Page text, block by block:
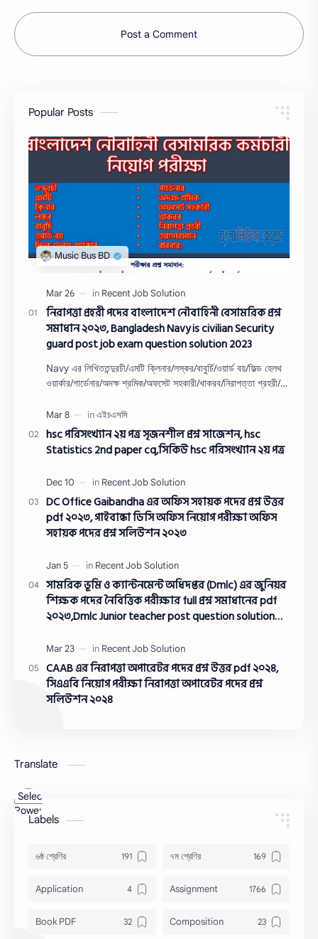
Post a Comment
Popular Posts
নিরাপত্তা প্রহরী পদের বাংলাদেশ নৌবাহিনী বেসামরিক প্রশ্ন
সমাধান ২০২৩, Bangladesh Navy is civilian Security
guard post job exam question solution 2023
Navy এর লিখিততন্দুরচী/এমটি ক্লিনার/লস্কর/বাবুর্চি/ওয়ার্ড বয়/ফিল্ড হেলথ
ওয়ার্কার/গার্ডেনার/অদক্ষ শ্রমিক/অফসেট সহকারী/খাকরব/নিরাপত্তা প্রহরী/
hsc পরিসংখ্যান ২য় পত্র সৃজনশীল প্রশ্ন সাজেশন, hsc
Statistics 2nd paper cq,সিকিউ hsc পরিসংখ্যান ২য় পত্র
DC Office Gaibandha এর অফিস সহায়ক পদের প্রশ্ন উত্তর
pdf ২০২৩, গাইবান্ধা ডিসি অফিস নিয়োগ পরীক্ষা অফিস
সহায়ক পদের প্রশ্ন সলিউশন ২০২৩
সামরিক ভূমি ও ক্যান্টনমেন্ট অধিদপ্তর (Dmlc) এর জুনিয়র
শিক্ষক পদের নৈবিত্তিক পরীক্ষার full প্রশ্ন সমাধানের pdf
২০২৩,Dmlc Junior teacher post question solution
সমাধান ২০২৩
CAAB এর নিরাপত্তা অপারেটর পদের প্রশ্ন উত্তর pdf ২০২৪,
সিএএবি নিয়োগ পরীক্ষা নিরাপত্তা অপারেটর পদের প্রশ্ন
সলিউশন ২০২৪
Translate
Powered
Labels
৬ষ্ঠ শ্রেণির ৭ম শ্রেণির
Application Assignment
Book PDF Composition